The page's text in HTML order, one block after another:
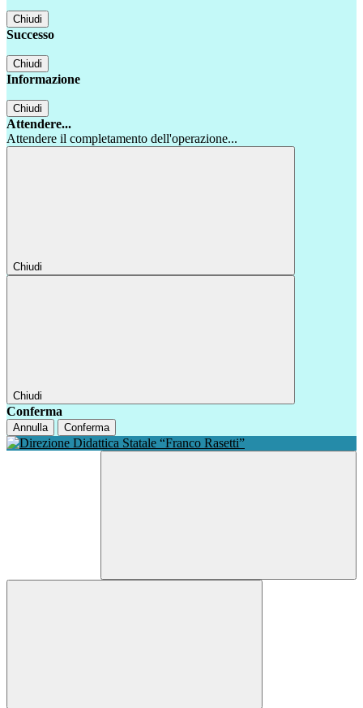
Chiudi
Successo
Chiudi
Informazione
Chiudi
Attendere...
Attendere il completamento dell'operazione...
Chiudi
Chiudi
Conferma
Annulla Conferma